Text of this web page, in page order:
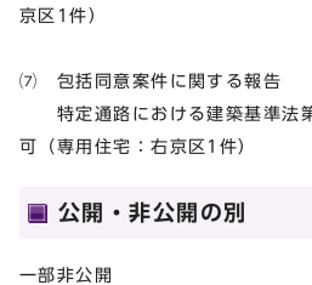
京区1件）
⑺ 包括同意案件に関する報告
特定通路における建築基準法
可（専用住宅：右京区1件）
公開・非公開の別
一部非公開